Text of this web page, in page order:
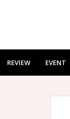
REVIEW EVENT